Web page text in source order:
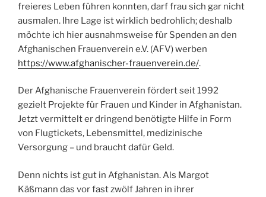
freieres Leben führen konnten, darf frau sich gar nicht
ausmalen. Ihre Lage ist wirklich bedrohlich; deshalb
möchte ich hier ausnahmsweise für Spenden an den
Afghanischen Frauenverein e.V. (AFV) werben
https://www.afghanischer-frauenverein.de/.
Der Afghanische Frauenverein fördert seit 1992
gezielt Projekte für Frauen und Kinder in Afghanistan.
Jetzt vermittelt er dringend benötigte Hilfe in Form
von Flugtickets, Lebensmittel, medizinische
Versorgung – und braucht dafür Geld.
Denn nichts ist gut in Afghanistan. Als Margot
Käßmann das vor fast zwölf Jahren in ihrer